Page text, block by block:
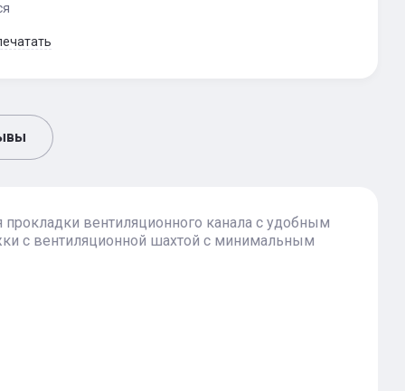
вентиляционного канала с удобным
с вентиляционной шахтой с минимальным